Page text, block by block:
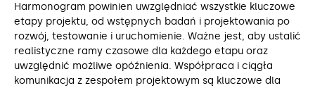
Harmonogram powinien uwzględniać wszystkie kluczowe
etapy projektu, od wstępnych badań i projektowania po
rozwój, testowanie i uruchomienie. Ważne jest, aby ustalić
realistyczne ramy czasowe dla każdego etapu oraz
uwzględnić możliwe opóźnienia. Współpraca i ciągła
komunikacja z zespołem projektowym są kluczowe dla